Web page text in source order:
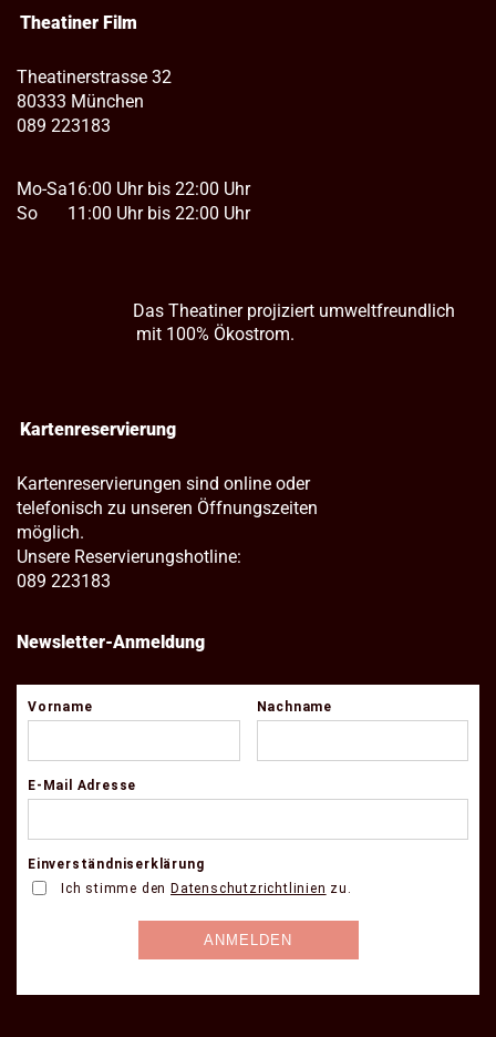
Theatiner Film
Theatinerstrasse 32
80333 München
089 223183
Mo-Sa
So
16:00 Uhr bis 22:00 Uhr
11:00 Uhr bis 22:00 Uhr
Das Theatiner projiziert umweltfreundlich
mit 100% Ökostrom.
Kartenreservierung
Kartenreservierungen sind online oder
telefonisch zu unseren Öffnungszeiten
möglich.
Unsere Reservierungshotline:
089 223183
Newsletter-Anmeldung